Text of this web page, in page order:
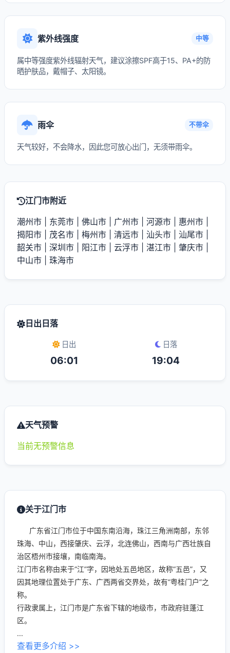
紫外线强度 中等
属中等强度紫外线辐射天气，建议涂擦SPF高于15、PA+的防
晒护肤品，戴帽子、太阳镜。
雨伞 不带伞
天气较好，不会降水，因此您可放心出门，无须带雨伞。
江门市附近
潮州市 东莞市 佛山市 广州市 河源市 惠州市
揭阳市
茂名市 梅州市 清远市 汕头市 汕尾市
韶关市
深圳市 阳江市 云浮市 湛江市 肇庆市
中山市
珠海市
日出日落
日出
06:01
日落
19:04
天气预警
当前无预警信息
关于江门市
广东省江门市位于中国东南沿海，珠江三角洲南部，东邻
珠海、中山，西接肇庆、云浮，北连佛山，西南与广西壮族自
治区梧州市接壤，南临南海。
江门市名称由来于“江”字，因地处五邑地区，故称“五邑”，又
因其地理位置处于广东、广西两省交界处，故有“粤桂门户”之
称。
行政隶属上，江门市是广东省下辖的地级市，市政府驻蓬江
区。
...
查看更多介绍 >>